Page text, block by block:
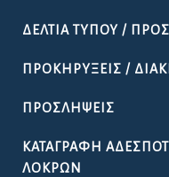
ΔΕΛΤΊΑ ΤΎΠΟΥ /
ΠΡΟΚΗΡΎΞΕΙΣ /
ΠΡΟΣΛΉΨΕΙΣ
ΚΑΤΑΓΡΑΦΉ
ΛΟΚΡΏΝ